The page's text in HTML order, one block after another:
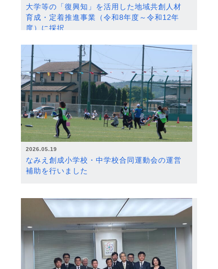
大学等の「復興知」を活用した地域共創人材
育成・定着推進事業（令和8年度～令和12年
度）に採択
2026.05.19
なみえ創成小学校・中学校合同運動会の運営
補助を行いました